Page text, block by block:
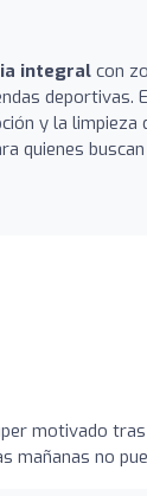
integral con
deportivas.
y la
quienes
motivado
mañanas no